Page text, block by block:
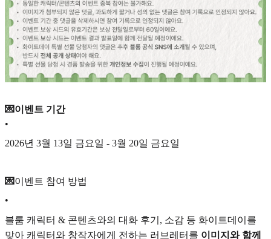
💌이벤트 기간
•
2026년 3월 13일 금요일 - 3월 20일 금요일
💌이벤트 참여 방법
•
블룸 캐릭터 & 콘텐츠와의 대화 후기, 소감 등 화이트데이를
맞아 캐릭터와 창작자에게 전하는 러브레터를 이미지와 함께